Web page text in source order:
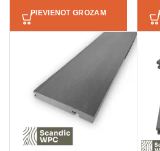
PIEVIENOT GROZAM